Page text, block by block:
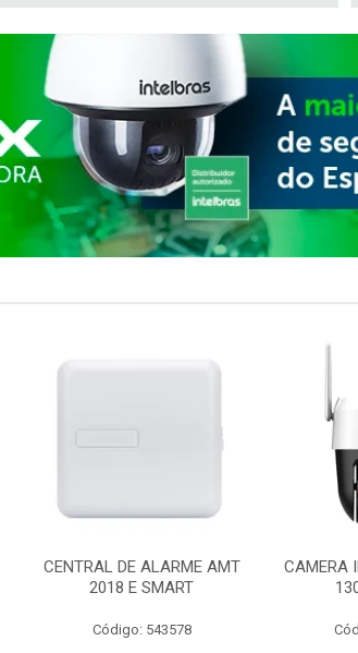
CENTRAL DE ALARME AMT
2018 E SMART
Código: 543578
CAMERA